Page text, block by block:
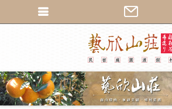
繁體中文